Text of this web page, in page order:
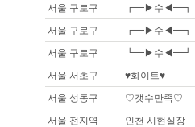
서울 구로구
┏━▶수◀━┓
서울 구로구
┏━▶수◀━┓
서울 구로구
┗━▶수◀━┛
서울 서초구
♥화이트♥
서울 성동구
♡갯수만족♡
서울 전지역
인천 시현실장